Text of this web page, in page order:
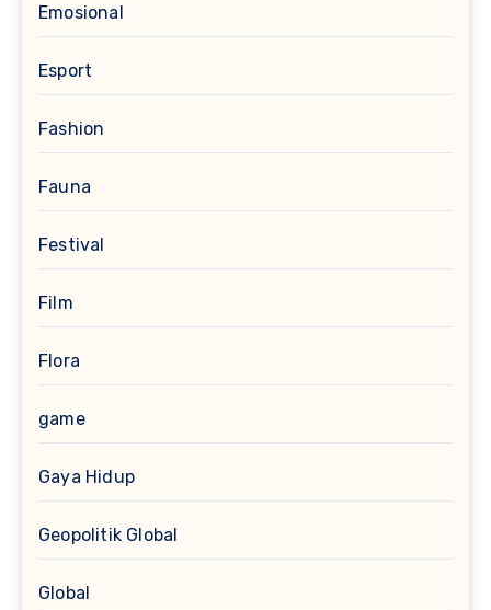
Emosional
Esport
Fashion
Fauna
Festival
Film
Flora
game
Gaya Hidup
Geopolitik Global
Global